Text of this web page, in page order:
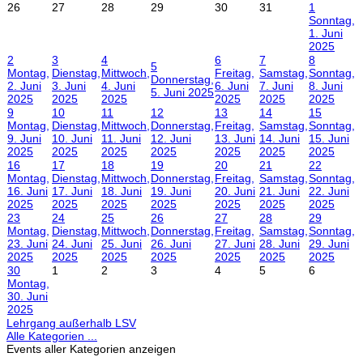
26
27 28 29 30 31
1
Sonntag,
1. Juni
2025
2
Montag,
2. Juni
2025
3
Dienstag,
3. Juni
2025
4
Mittwoch,
4. Juni
2025
5
Donnerstag,
5. Juni 2025
6
Freitag,
6. Juni
2025
7
Samstag,
7. Juni
2025
8
Sonntag,
8. Juni
2025
9
Montag,
9. Juni
2025
10
Dienstag,
10. Juni
2025
11
Mittwoch,
11. Juni
2025
12
Donnerstag,
12. Juni
2025
13
Freitag,
13. Juni
2025
14
Samstag,
14. Juni
2025
15
Sonntag,
15. Juni
2025
16
Montag,
16. Juni
2025
17
Dienstag,
17. Juni
2025
18
Mittwoch,
18. Juni
2025
19
Donnerstag,
19. Juni
2025
20
Freitag,
20. Juni
2025
21
Samstag,
21. Juni
2025
22
Sonntag,
22. Juni
2025
23
Montag,
23. Juni
2025
24
Dienstag,
24. Juni
2025
25
Mittwoch,
25. Juni
2025
26
Donnerstag,
26. Juni
2025
27
Freitag,
27. Juni
2025
28
Samstag,
28. Juni
2025
29
Sonntag,
29. Juni
2025
30
Montag,
30. Juni
2025
1 2 3 4 5 6
Lehrgang außerhalb LSV
Alle Kategorien ...
Events aller Kategorien anzeigen